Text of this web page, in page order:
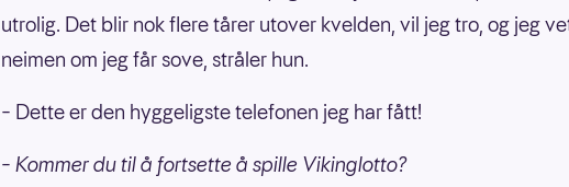
utrolig. Det blir nok flere tårer utover kvelden, vil jeg tro, og jeg
neimen om jeg får sove, stråler hun.
– Dette er den hyggeligste telefonen jeg har fått!
– Kommer du til å fortsette å spille Vikinglotto?